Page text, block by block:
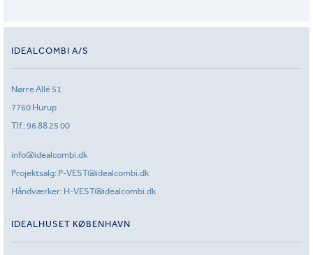
IDEALCOMBI A/S
Nørre Allé 51
7760 Hurup
Tlf.:96 88 25 00
info@idealcombi.dk
Projektsalg: P-VEST@idealcombi.dk
Håndværker: H-VEST@idealcombi.dk
IDEALHUSET KØBENHAVN